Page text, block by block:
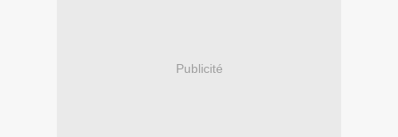
Publicité